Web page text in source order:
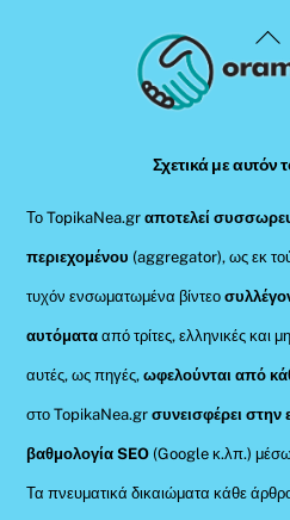
To
Σχετικά με αυτόν
Το TopikaNea.grαποτελεί
περιεχομένου (aggregator), ως εκ
τυχόν ενσωματωμένα βίντεο
αυτόματααπό τρίτες, ελληνικές και
αυτές, ως πηγές,ωφελούνται από
στο TopikaNea.gr συνεισφέρει στην
βαθμολογία SEO (Google κ.λπ.)
Τα πνευματικά δικαιώματα κάθε